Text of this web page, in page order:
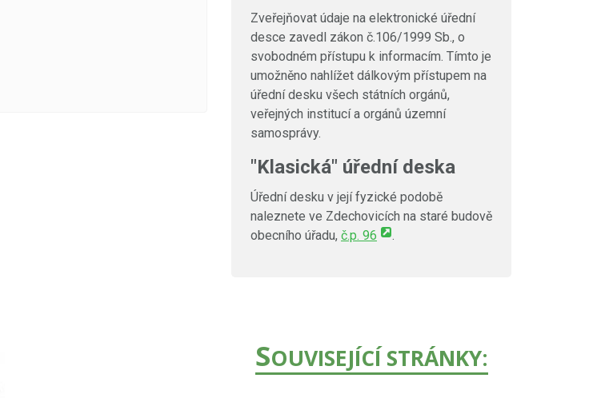
Zveřejňovat údaje na elektronické úřední
desce zavedl zákon č.106/1999 Sb., o
svobodném přístupu k informacím. Tímto je
umožněno nahlížet dálkovým přístupem na
úřední desku všech státních orgánů,
veřejných institucí a orgánů územní
samosprávy.
"Klasická" úřední deska
Úřední desku v její fyzické podobě
naleznete ve Zdechovicích na staré budově
obecního úřadu, č.p. 96 .
SOUVISEJÍCÍ STRÁNKY: